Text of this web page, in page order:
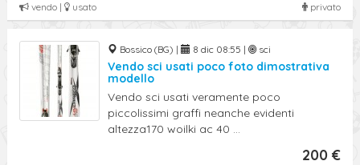
privato
vendo | usato
Bossico (BG) | 8 dic 08:55 | sci
Vendo sci usati poco foto dimostrativa
modello
Vendo sci usati veramente poco
piccolissimi graffi neanche evidenti
altezza170 woilki ac 40 ...
200 €